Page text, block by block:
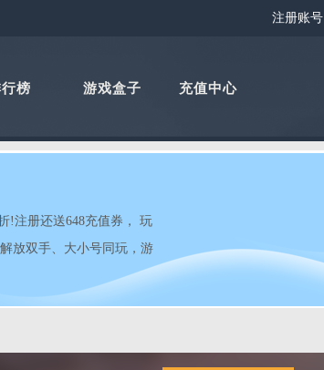
注册账号
榜 游戏盒子 充值中心
!注册还送648充值券， 玩
放双手、大小号同玩，游